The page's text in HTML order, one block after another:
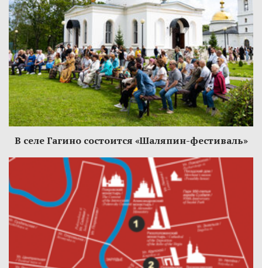
В селе Гагино состоится «Шаляпин-фестиваль»